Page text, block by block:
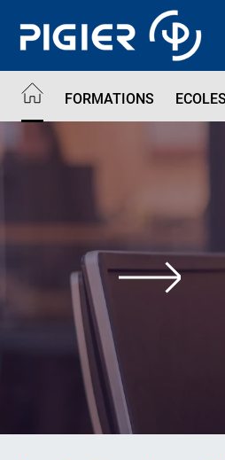
contenu
FORMATIONS ECOLES